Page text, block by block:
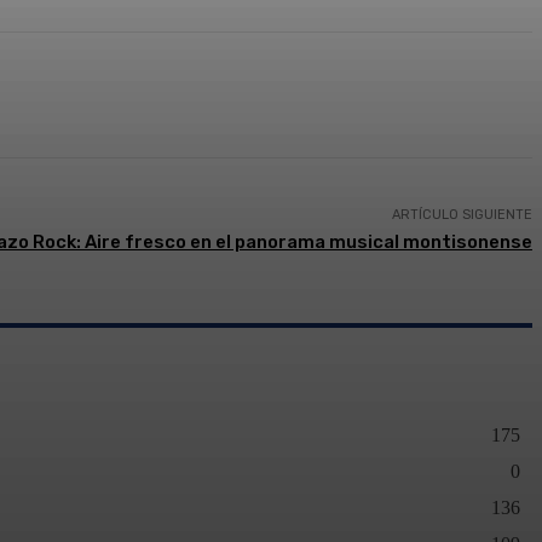
ARTÍCULO SIGUIENTE
Rock: Aire fresco en el panorama musical montisonense
175
0
136